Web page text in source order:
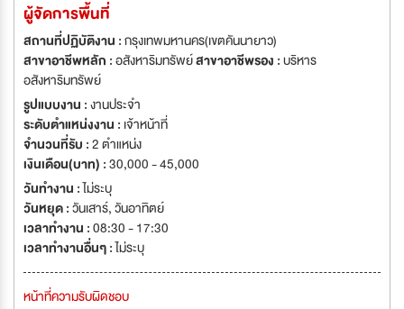
ผู้จัดการพื้นที่
สถานที่ปฏิบัติงาน :กรุงเทพมหานคร(เขตคันนายาว)
สาขาอาชีพหลัก :อสังหาริมทรัพย์สาขาอาชีพรอง :บริหาร
อสังหาริมทรัพย์
รูปแบบงาน :งานประจำ
ระดับตำแหน่งงาน : เจ้าหน้าที่
จำนวนที่รับ :2 ตำแหน่ง
เงินเดือน(บาท) :30,000 - 45,000
วันทำงาน :ไม่ระบุ
วันหยุด :วันเสาร์,วันอาทิตย์
เวลาทำงาน :08:30 - 17:30
เวลาทำงานอื่นๆ :ไม่ระบุ
หน้าที่ความรับผิดชอบ